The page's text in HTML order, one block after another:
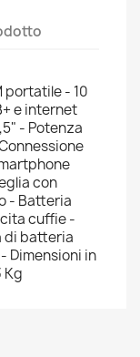
portatile - 10
e internet
- Potenza
con
- Batteria
cuffie -
di batteria
Dimensioni in
Kg